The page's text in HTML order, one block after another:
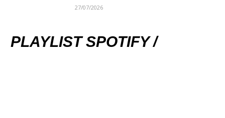
27/07/2026
PLAYLIST SPOTIFY /